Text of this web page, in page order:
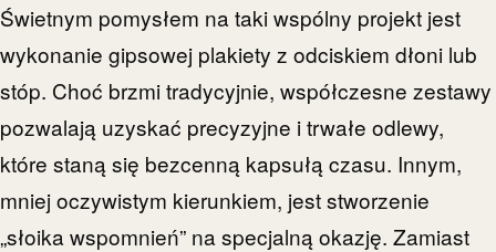
Świetnym pomysłem na taki wspólny projekt jest
wykonanie gipsowej plakiety z odciskiem dłoni lub
stóp. Choć brzmi tradycyjnie, współczesne zestawy
pozwalają uzyskać precyzyjne i trwałe odlewy,
które staną się bezcenną kapsułą czasu. Innym,
mniej oczywistym kierunkiem, jest stworzenie
„słoika wspomnień” na specjalną okazję. Zamiast